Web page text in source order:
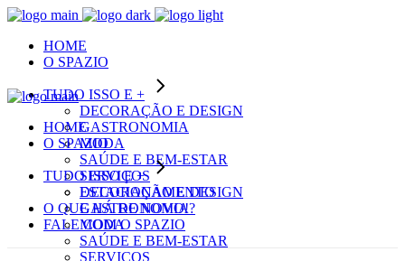
HOME
O SPAZIO
TUDO ISSO E +
DECORAÇÃO E DESIGN
GASTRONOMIA
MODA
SAÚDE E BEM-ESTAR
SERVIÇOS
ESTACIONAMENTO
O QUE HÁ DE NOVO!?
FALE COM O SPAZIO
HOME
O SPAZIO
TUDO ISSO E +
DECORAÇÃO E DESIGN
GASTRONOMIA
MODA
SAÚDE E BEM-ESTAR
SERVIÇOS